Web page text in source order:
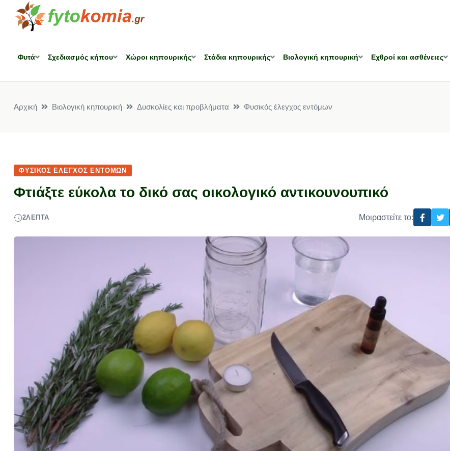
Φυτά Σχεδιασμός κήπου Χώροι κηπουρικής Στάδια κηπουρικής Βιολογική κηπουρική Εχθροί και ασθένειες
Αρχική Βιολογική κηπουρική Δυσκολίες και προβλήματα Φυσικός έλεγχος εντόμων
ΦΥΣΙΚΌΣ ΈΛΕΓΧΟΣ ΕΝΤΌΜΩΝ
Φτιάξτε εύκολα το δικό σας οικολογικό αντικουνουπικό
2ΛΕΠΤΆ Μοιραστείτε το: